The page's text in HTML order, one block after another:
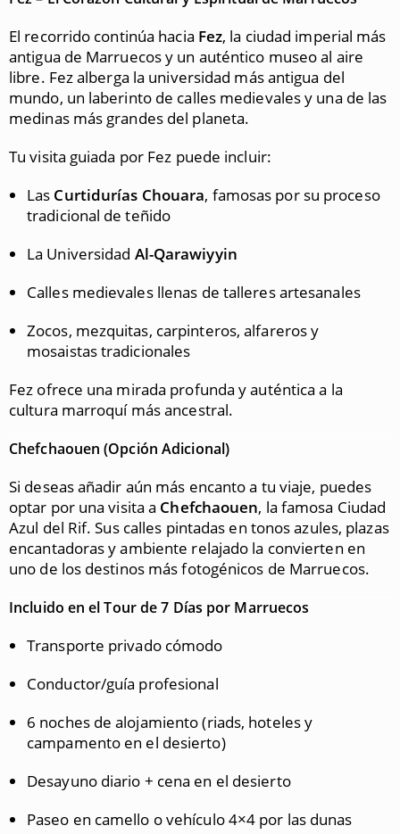
El recorrido continúa hacia Fez, la ciudad imperial más
antigua de Marruecos y un auténtico museo al aire
libre. Fez alberga la universidad más antigua del
mundo, un laberinto de calles medievales y una de las
medinas más grandes del planeta.
Tu visita guiada por Fez puede incluir:
Las Curtidurías Chouara, famosas por su proceso
tradicional de teñido
La Universidad Al-Qarawiyyin
Calles medievales llenas de talleres artesanales
Zocos, mezquitas, carpinteros, alfareros y
mosaistas tradicionales
Fez ofrece una mirada profunda y auténtica a la
cultura marroquí más ancestral.
Chefchaouen (Opción Adicional)
Si deseas añadir aún más encanto a tu viaje, puedes
optar por una visita a Chefchaouen, la famosa Ciudad
Azul del Rif. Sus calles pintadas en tonos azules, plazas
encantadoras y ambiente relajado la convierten en
uno de los destinos más fotogénicos de Marruecos.
Incluido en el Tour de 7 Días por Marruecos
Transporte privado cómodo
Conductor/guía profesional
6 noches de alojamiento (riads, hoteles y
campamento en el desierto)
Desayuno diario + cena en el desierto
Paseo en camello o vehículo 4×4 por las dunas